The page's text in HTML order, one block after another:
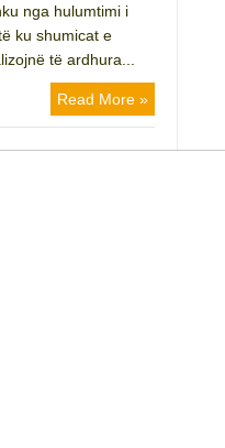
nga hulumtimi i
ku shumicat e
të ardhura...
Read More »